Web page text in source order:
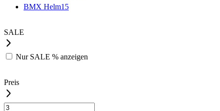
BMX Helm15
SALE
Nur SALE % anzeigen
Preis